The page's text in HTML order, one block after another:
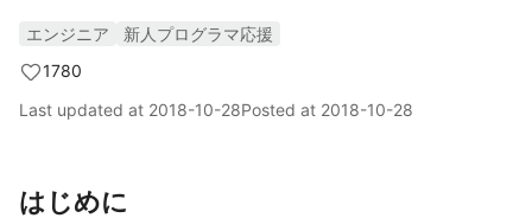
エンジニア
新人プログラマ応援
1780
Last updated at 2018-10-28Posted at 2018-10-28
はじめに